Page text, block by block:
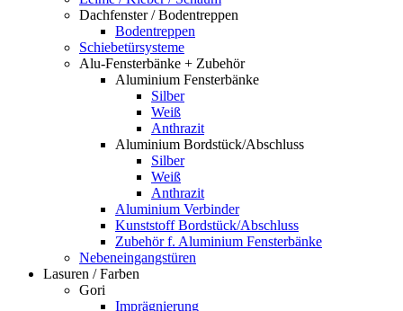
Dachfenster / Bodentreppen
Bodentreppen
Schiebetürsysteme
Alu-Fensterbänke + Zubehör
Aluminium Fensterbänke
Silber
Weiß
Anthrazit
Aluminium Bordstück/Abschluss
Silber
Weiß
Anthrazit
Aluminium Verbinder
Kunststoff Bordstück/Abschluss
Zubehör f. Aluminium Fensterbänke
Nebeneingangstüren
Lasuren / Farben
Gori
Imprägnierung